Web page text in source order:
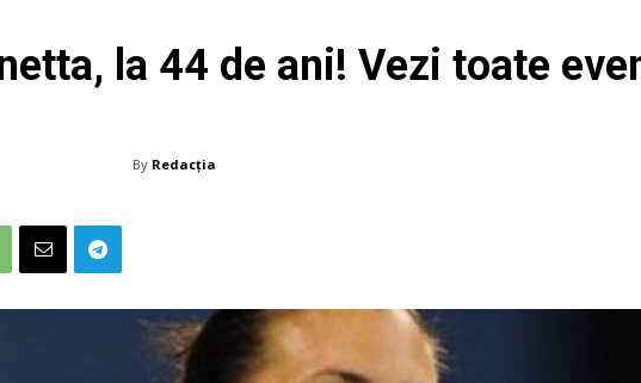
la 44 de ani! Vezi toate
By Redacția